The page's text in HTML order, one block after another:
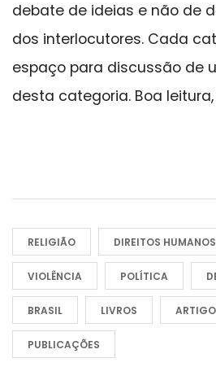
debate de ideias e não de
dos interlocutores. Cada
espaço para discussão de
desta categoria. Boa
RELIGIÃO DIREITOS HUMANOS
VIOLÊNCIA POLÍTICA
BRASIL LIVROS
PUBLICAÇÕES